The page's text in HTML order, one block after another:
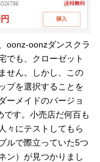
oonz-oonzダンスクラ
でも、クローゼット
せん。しかし、この
プを選択することを
ーメイドのバージョ
です。小売店だ何百も
々にテストしてもら
ルで際立っていた5つ
ン）が見つかりまし